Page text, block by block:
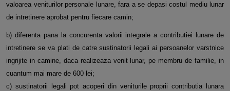
valoarea veniturilor personale lunare, fara a se depasi costul mediu lunar
de intretinere aprobat pentru fiecare camin;
b) diferenta pana la concurenta valorii integrale a contributiei lunare de
intretinere se va plati de catre sustinatorii legali ai persoanelor varstnice
ingrijite in camine, daca realizeaza venit lunar, pe membru de familie, in
cuantum mai mare de 600 lei;
c) sustinatorii legali pot acoperi din veniturile proprii contributia lunara